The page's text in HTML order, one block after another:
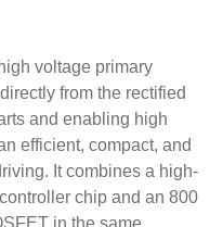
voltage primary
from the rectified
and enabling high
efficient, compact, and
It combines a high-
chip and an 800
in the same